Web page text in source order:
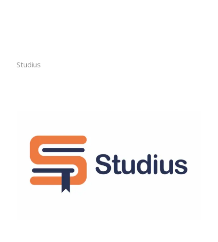
Studius